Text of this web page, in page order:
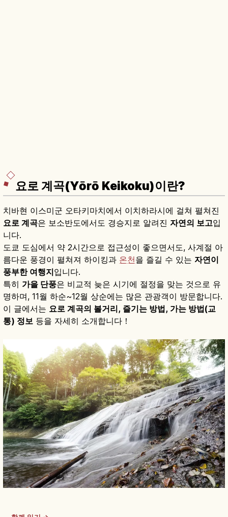
요로 계곡(Yōrō Keikoku)이란?
치바현 이스미군 오타키마치에서 이치하라시에 걸쳐 펼쳐진
요로 계곡은 보소반도에서도 경승지로 알려진 자연의 보고입
니다.
도쿄 도심에서 약 2시간으로 접근성이 좋으면서도, 사계절 아
름다운 풍경이 펼쳐져 하이킹과 온천을 즐길 수 있는 자연이
풍부한 여행지입니다.
특히 가을 단풍은 비교적 늦은 시기에 절정을 맞는 것으로 유
명하며, 11월 하순~12월 상순에는 많은 관광객이 방문합니다.
이 글에서는 요로 계곡의 볼거리, 즐기는 방법, 가는 방법(교
통) 정보 등을 자세히 소개합니다！